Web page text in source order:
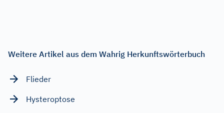
Weitere Artikel aus dem Wahrig Herkunftswörterbuch
Flieder
Hysteroptose